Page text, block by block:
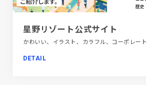
星野リゾート公式サイト
DETAIL